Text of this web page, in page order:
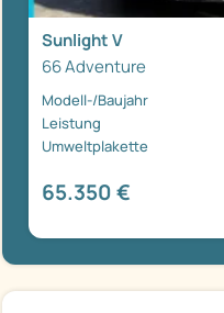
Sunlight V
66 Adventure
Modell-/Baujahr
Leistung
Umweltplakette
65.350 €